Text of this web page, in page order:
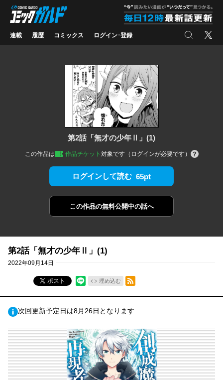
コミックガルド
連載 履歴 コミックス ログイン･登録 検索 X
第2話「無才の少年Ⅱ」(1)
この作品は 作品チケット 対象です（ログインが必要です）
ログインして読む 65pt
この作品の無料公開中の話へ
第2話「無才の少年Ⅱ」(1)
2022年09月14日
ポスト 埋め込む
RSSフィード
次回更新予定日は8月26日となります